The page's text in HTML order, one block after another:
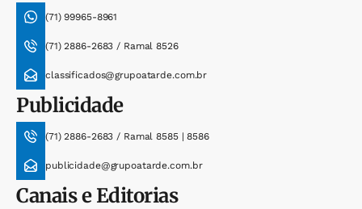
(71) 99965-8961
(71) 2886-2683 / Ramal 8526
classificados@grupoatarde.com.br
Publicidade
(71) 2886-2683 / Ramal 8585 | 8586
publicidade@grupoatarde.com.br
Canais e Editorias